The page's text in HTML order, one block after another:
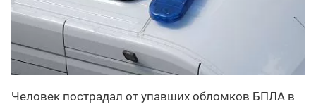
Человек пострадал от упавших обломков БПЛА в